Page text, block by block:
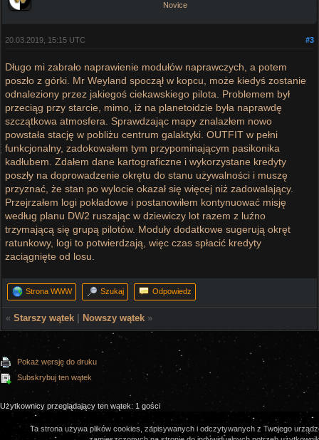
Novice
#3
20.03.2019, 15:15 UTC
Długo mi zabrało naprawienie modułów naprawczych, a potem
poszło z górki. Mr Weyland spoczął w kopcu, może kiedyś zostanie
odnaleziony przez jakiegoś ciekawskiego pilota. Problemem był
przeciąg przy starcie, mimo, iż na planetoidzie była naprawdę
szczątkowa atmosfera. Sprawdzając mapy znalazłem nowo
powstała stację w pobliżu centrum galaktyki. OUTFIT w pełni
funkcjonalny, zadokowałem tym przypominającym pasikonika
kadłubem. Zdałem dane kartograficzne i wykorzystane kredyty
poszły na doprowadzenie okrętu do stanu używalności i muszę
przyznać, że stan po wylocie okazał się więcej niż zadowalający.
Przejrzałem logi pokładowe i postanowiłem kontynuować misję
według planu DW2 ruszając w dziewiczy lot razem z luźno
trzymającą się grupą pilotów. Moduły dodatkowe sugerują okręt
ratunkowy, logi to potwierdzają, więc czas spłacić kredyty
zaciągnięte od losu.
Strona WWW Szukaj Odpowiedz
« Starszy wątek Nowszy wątek »
Pokaż wersję do druku
Subskrybuj ten wątek
Użytkownicy przeglądający ten wątek: 1 gości
Ta strona używa plików cookies, zapisywanych i odczytywanych z Twojego